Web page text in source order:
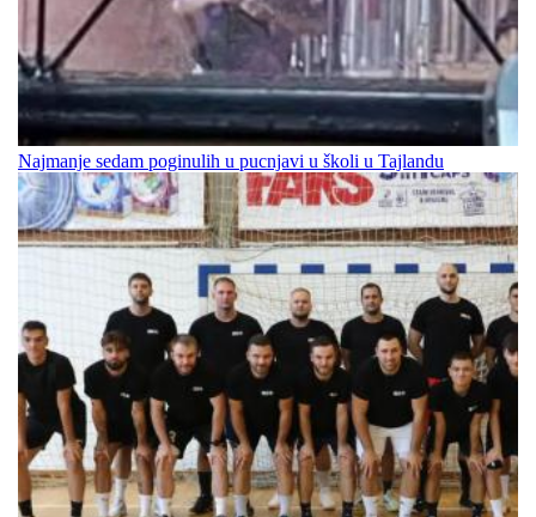
Najmanje sedam poginulih u pucnjavi u školi u Tajlandu